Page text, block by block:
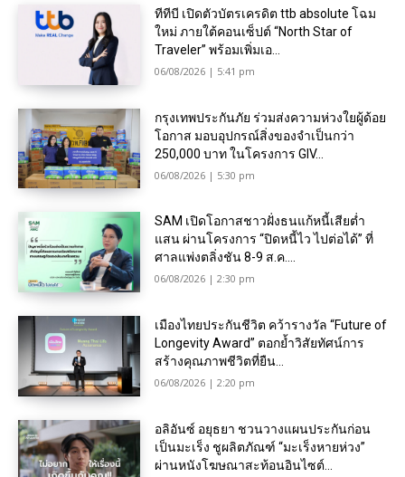
ทีทีบี เปิดตัวบัตรเครดิต ttb absolute โฉม
ใหม่ ภายใต้คอนเซ็ปต์ “North Star of
Traveler” พร้อมเพิ่มเอ...
06/08/2026 | 5:41 pm
กรุงเทพประกันภัย ร่วมส่งความห่วงใยผู้ด้อย
โอกาส มอบอุปกรณ์สิ่งของจำเป็นกว่า
250,000 บาท ในโครงการ GIV...
06/08/2026 | 5:30 pm
SAM เปิดโอกาสชาวฝั่งธนแก้หนี้เสียต่ำ
แสน ผ่านโครงการ “ปิดหนี้ไว ไปต่อได้” ที่
ศาลแพ่งตลิ่งชัน 8-9 ส.ค....
06/08/2026 | 2:30 pm
เมืองไทยประกันชีวิต คว้ารางวัล “Future of
Longevity Award” ตอกย้ำวิสัยทัศน์การ
สร้างคุณภาพชีวิตที่ยืน...
06/08/2026 | 2:20 pm
อลิอันซ์ อยุธยา ชวนวางแผนประกันก่อน
เป็นมะเร็ง ชูผลิตภัณฑ์ “มะเร็งหายห่วง”
ผ่านหนังโฆษณาสะท้อนอินไซต์...